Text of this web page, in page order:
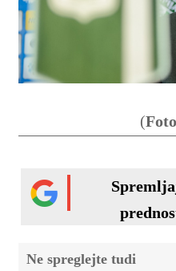
(
Ne spreglejte tudi